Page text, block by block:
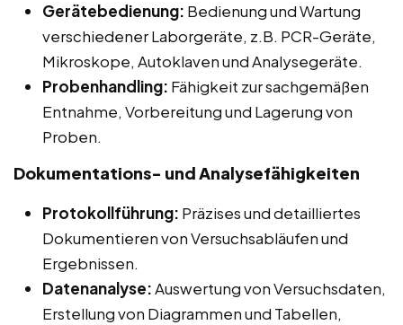
Gerätebedienung: Bedienung und Wartung
verschiedener Laborgeräte, z.B. PCR-Geräte,
Mikroskope, Autoklaven und Analysegeräte.
Probenhandling: Fähigkeit zur sachgemäßen
Entnahme, Vorbereitung und Lagerung von
Proben.
Dokumentations- und Analysefähigkeiten
Protokollführung: Präzises und detailliertes
Dokumentieren von Versuchsabläufen und
Ergebnissen.
Datenanalyse:Auswertung von Versuchsdaten,
Erstellung von Diagrammen und Tabellen,